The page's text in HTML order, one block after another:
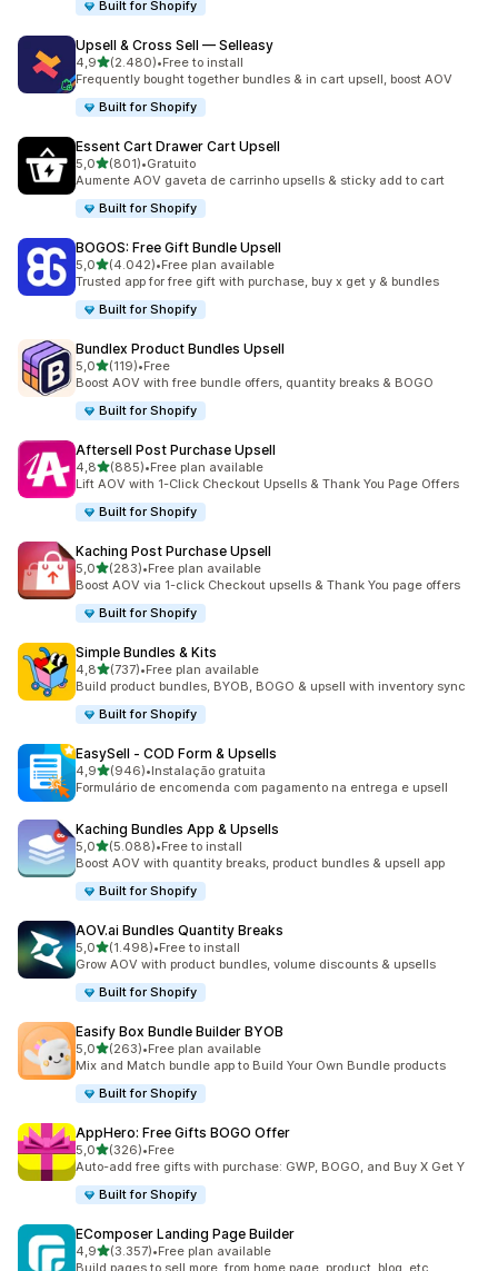
Built for Shopify
Upsell & Cross Sell — Selleasy
4,9de 5 estrelas
(2.480)
2480 total de avaliações
•Free to install
Frequently bought together bundles & in cart upsell, boost AOV
Built for Shopify
Essent Cart Drawer Cart Upsell
5,0de 5 estrelas
(801)
801 total de avaliações
•Gratuito
Aumente AOV gaveta de carrinho upsells & sticky add to cart
Built for Shopify
BOGOS: Free Gift Bundle Upsell
5,0de 5 estrelas
(4.042)
4042 total de avaliações
•Free plan available
Trusted app for free gift with purchase, buy x get y & bundles
Built for Shopify
Bundlex Product Bundles Upsell
5,0de 5 estrelas
(119)
119 total de avaliações
•Free
Boost AOV with free bundle offers, quantity breaks & BOGO
Built for Shopify
Aftersell Post Purchase Upsell
4,8de 5 estrelas
(885)
885 total de avaliações
•Free plan available
Lift AOV with 1-Click Checkout Upsells & Thank You Page Offers
Built for Shopify
Kaching Post Purchase Upsell
5,0de 5 estrelas
(283)
283 total de avaliações
•Free plan available
Boost AOV via 1-click Checkout upsells & Thank You page offers
Built for Shopify
Simple Bundles & Kits
4,8de 5 estrelas
(737)
737 total de avaliações
•Free plan available
Build product bundles, BYOB, BOGO & upsell with inventory sync
Built for Shopify
EasySell ‑ COD Form & Upsells
4,9de 5 estrelas
(946)
946 total de avaliações
•Instalação gratuita
Formulário de encomenda com pagamento na entrega e upsell
Kaching Bundles App & Upsells
5,0de 5 estrelas
(5.088)
5088 total de avaliações
•Free to install
Boost AOV with quantity breaks, product bundles & upsell app
Built for Shopify
AOV.ai Bundles Quantity Breaks
5,0de 5 estrelas
(1.498)
1498 total de avaliações
•Free to install
Grow AOV with product bundles, volume discounts & upsells
Built for Shopify
Easify Box Bundle Builder BYOB
5,0de 5 estrelas
(263)
263 total de avaliações
•Free plan available
Mix and Match bundle app to Build Your Own Bundle products
Built for Shopify
AppHero: Free Gifts BOGO Offer
5,0de 5 estrelas
(326)
326 total de avaliações
•Free
Auto-add free gifts with purchase: GWP, BOGO, and Buy X Get Y
Built for Shopify
EComposer Landing Page Builder
4,9de 5 estrelas
(3.357)
3357 total de avaliações
•Free plan available
Build pages to sell more, from home page, product, blog, etc.